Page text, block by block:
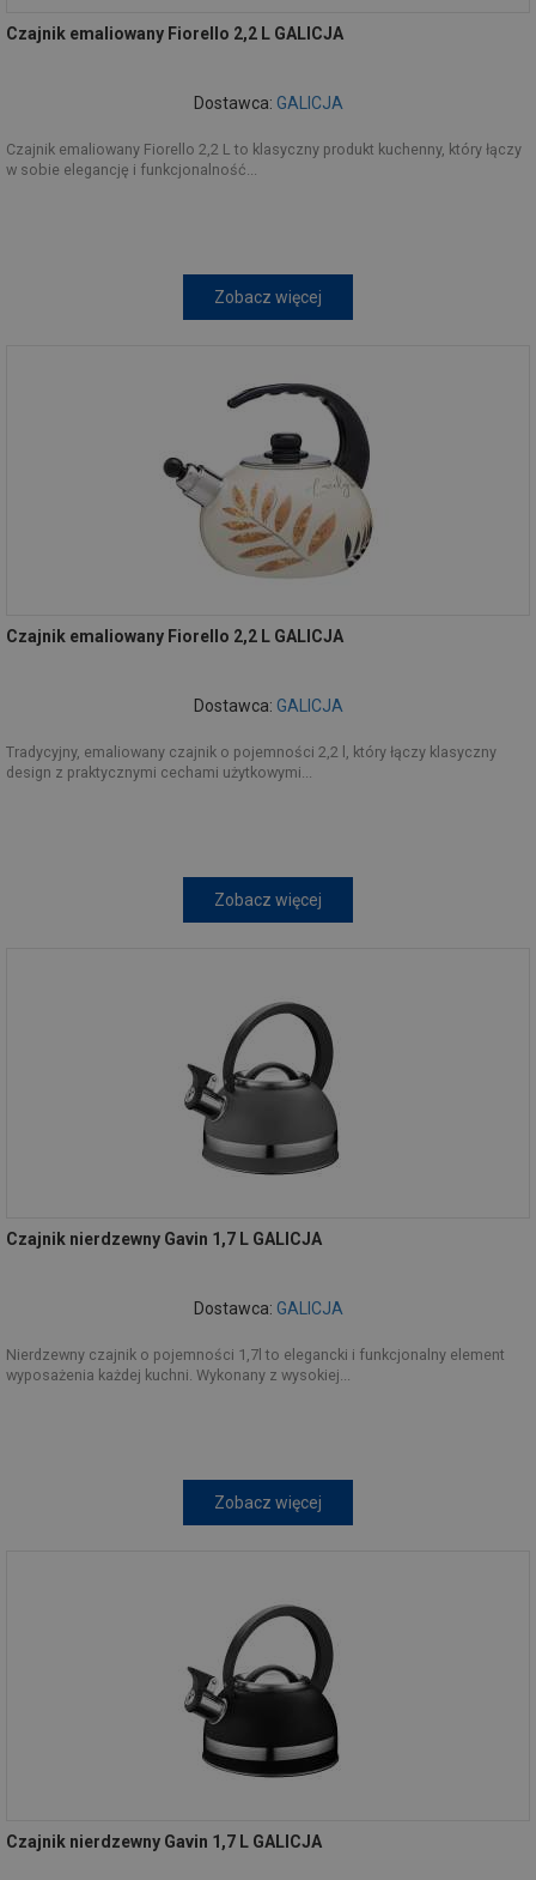
Czajnik emaliowany Fiorello 2,2 L GALICJA
Dostawca: GALICJA
Czajnik emaliowany Fiorello 2,2 L to klasyczny produkt kuchenny, który łączy
w sobie elegancję i funkcjonalność...
Zobacz więcej
Czajnik emaliowany Fiorello 2,2 L GALICJA
Dostawca: GALICJA
Tradycyjny, emaliowany czajnik o pojemności 2,2 l, który łączy klasyczny
design z praktycznymi cechami użytkowymi...
Zobacz więcej
Czajnik nierdzewny Gavin 1,7 L GALICJA
Dostawca: GALICJA
Nierdzewny czajnik o pojemności 1,7l to elegancki i funkcjonalny element
wyposażenia każdej kuchni. Wykonany z wysokiej...
Zobacz więcej
Czajnik nierdzewny Gavin 1,7 L GALICJA